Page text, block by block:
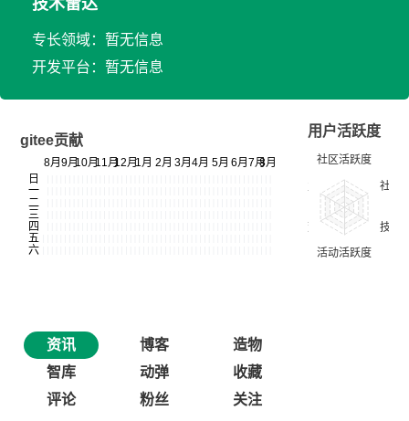
技术雷达
专长领域：暂无信息
开发平台：暂无信息
gitee贡献
用户活跃度
资讯 博客
造物
智库
动弹
收藏
评论
粉丝 关注